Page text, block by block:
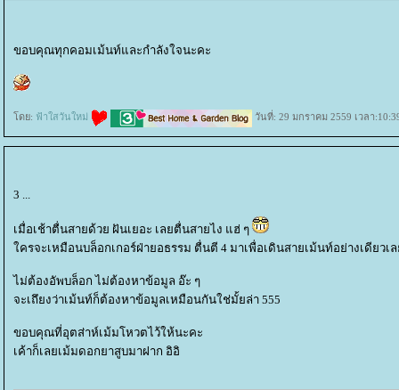
ขอบคุณทุกคอมเม้นท์และกำลังใจนะคะ
ดย: ฟ้าใสวันใหม่ วันที่: 29 มกราคม 2559 เวลา
3 ...
เมื่อเช้าตื่นสายด้วย ฝันเยอะ เลยตื่นสายไง แฮ่ ๆ
ครจะเหมือนบล็อกเกอร์ฝ่ายอธรรม ตื่นตี 4 มาเพื่อเดินสายเม้นท์อย่างเดียว
ไม่ต้องอัพบล็อก ไม่ต้องหาข้อมูล อ๊ะ ๆ
จะเถึยงว่าเม้นท์ก็ต้องหาข้อมูลเหมือนกันใช่มั้ยล่า 555
ขอบคุณที่อุตส่าห์เม้มโหวตไว้ให้นะคะ
เค้าก็เลยเม้มดอกยาสูบมาฝาก อิอิ